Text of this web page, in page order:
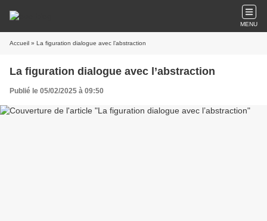
MENU
Accueil » La figuration dialogue avec l’abstraction
La figuration dialogue avec l’abstraction
Publié le 05/02/2025 à 09:50